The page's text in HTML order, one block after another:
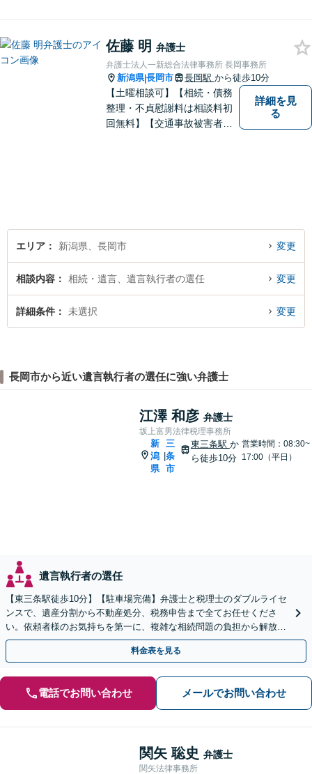
理・労災・不貞慰謝料は相談
料初回無料】【土曜相談可】
佐藤 明 弁護士
弁護士法人一新総合法律事務所 長岡事務所
新潟県|長岡市 長岡駅 から徒歩10分
【土曜相談可】【相続・債務
整理・不貞慰謝料は相談料初
回無料】【交通事故被害者の
詳細を見
る
エリア 新潟県、長岡市 変更
相談内容 相続・遺言、遺言執行者の選任 変更
詳細条件 未選択 変更
長岡市から近い遺言執行者の選任に強い弁護士
江澤 和彦 弁護士
坂上富男法律税理事務所
新
潟
県
|
三
条
市
東三条駅 か
ら徒歩10分
営業時間：08:30~
17:00（平日）
遺言執行者の選任
【東三条駅徒歩10分】【駐車場完備】弁護士と税理士のダブルライセ
ンスで、遺産分割から不動産処分、税務申告まで全てお任せくださ
い。依頼者様のお気持ちを第一に、複雑な相続問題の負担から解放さ
れ、心からの笑顔を取り戻せるよう尽力します。
料金表を見る
電話でお問い合わせ メールでお問い合わせ
関矢 聡史 弁護士
関矢法律事務所